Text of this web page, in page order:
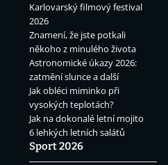
Karlovarský filmový festival
2026
Znamení, že jste potkali
někoho z minulého života
Astronomické úkazy 2026:
zatmění slunce a další
Jak obléci miminko při
vysokých teplotách?
Jak na dokonalé letní mojito
6 lehkých letních salátů
Sport 2026